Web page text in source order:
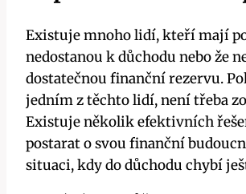
Existuje mnoho lidí, kteří mají
nedostanou k důchodu nebo že
dostatečnou finanční rezervu.
jedním z těchto lidí, není třeba
Existuje několik efektivních
postarat o svou finanční
situaci, kdy do důchodu chybí